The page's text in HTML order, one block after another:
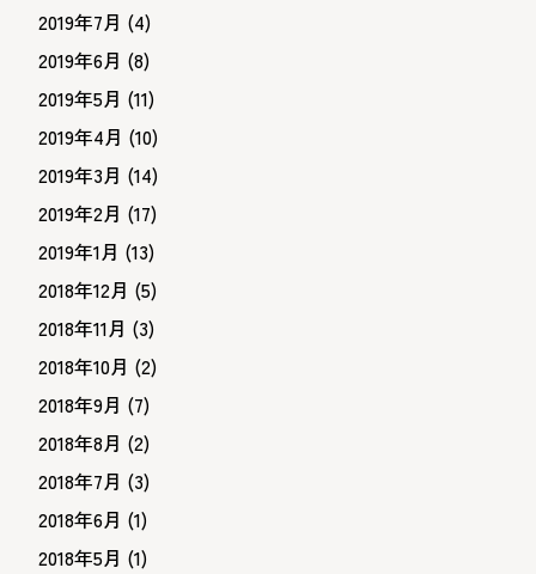
2019年7月 (4)
2019年6月 (8)
2019年5月 (11)
2019年4月 (10)
2019年3月 (14)
2019年2月 (17)
2019年1月 (13)
2018年12月 (5)
2018年11月 (3)
2018年10月 (2)
2018年9月 (7)
2018年8月 (2)
2018年7月 (3)
2018年6月 (1)
2018年5月 (1)